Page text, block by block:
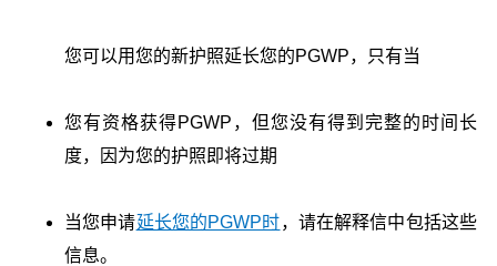
您可以用您的新护照延长您的PGWP，只有当
您有资格获得PGWP，但您没有得到完整的时间长
度，因为您的护照即将过期
当您申请延长您的PGWP时，请在解释信中包括这些
信息。